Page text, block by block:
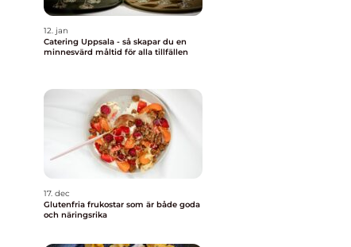
12. jan
Catering Uppsala - så skapar du en
minnesvärd måltid för alla tillfällen
17. dec
Glutenfria frukostar som är både goda
och näringsrika